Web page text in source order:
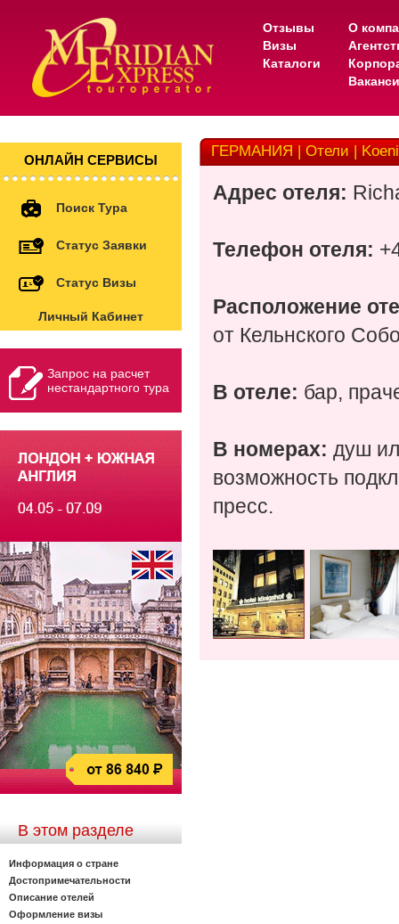
Отзывы
Визы
Каталоги
О
ОНЛАЙН СЕРВИСЫ
Поиск Тура
Статус Заявки
Статус Визы
Личный Кабинет
Запрос на расчет
нестандартного тура
В этом разделе
Информация о стране
Достопримечательности
Описание отелей
Оформление визы
ГЕРМАНИЯ | Отели |
Адрес отеля:
Телефон отеля:
Расположение
от Кельнского
В отеле: бар,
В номерах: душ
возможность
пресс.